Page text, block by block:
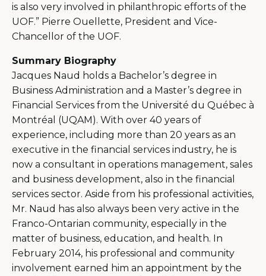
is also very involved in philanthropic efforts of the
UOF.” Pierre Ouellette, President and Vice-
Chancellor of the UOF.
Summary Biography
Jacques Naud holds a Bachelor’s degree in
Business Administration and a Master’s degree in
Financial Services from the Université du Québec à
Montréal (UQAM). With over 40 years of
experience, including more than 20 years as an
executive in the financial services industry, he is
now a consultant in operations management, sales
and business development, also in the financial
services sector. Aside from his professional activities,
Mr. Naud has also always been very active in the
Franco-Ontarian community, especially in the
matter of business, education, and health. In
February 2014, his professional and community
involvement earned him an appointment by the